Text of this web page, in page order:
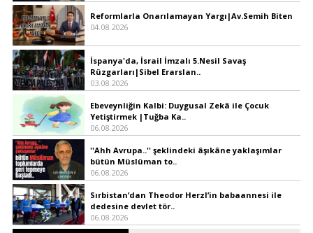
Reformlarla Onarılamayan Yargı|Av.Semih Biten
04.08.2026
İspanya'da, İsrail İmzalı 5.Nesil Savaş
Rüzgarları|Sibel Erarslan..
03.08.2026
Ebeveynliğin Kalbi: Duygusal Zekâ ile Çocuk
Yetiştirmek |Tuğba Ka..
06.08.2026
''Ahh Avrupa..'' şeklindeki âşıkâne yaklaşımlar
bütün Müslüman to..
06.08.2026
Sırbistan’dan Theodor Herzl’in babaannesi ile
dedesine devlet tör..
06.08.2026